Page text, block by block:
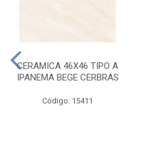
CERAMICA 46X46 TIPO A
IPANEMA BEGE CERBRAS
Código: 15411